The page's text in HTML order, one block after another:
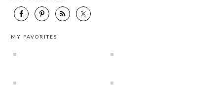
MY FAVORITES